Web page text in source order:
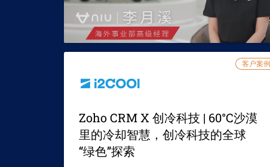
客户案例
Zoho CRM X 创冷科技 | 60°C沙漠
里的冷却智慧，创冷科技的全球
“绿色”探索